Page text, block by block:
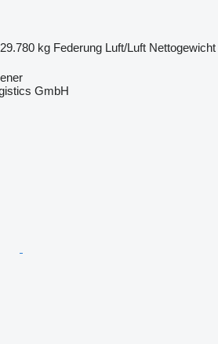
29.780 kg Federung Luft/Luft Nettogewicht
GmbH